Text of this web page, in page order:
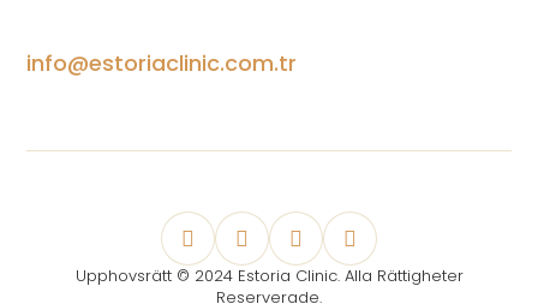
info@estoriaclinic.com.tr
Upphovsrätt © 2024 Estoria Clinic. Alla Rättigheter
Reserverade.